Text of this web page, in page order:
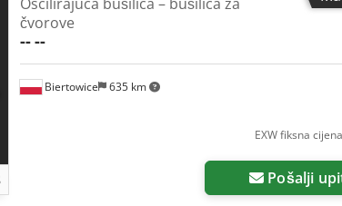
Biertowice 635 km
čvorove
----
EXW fiksna
Pošalji